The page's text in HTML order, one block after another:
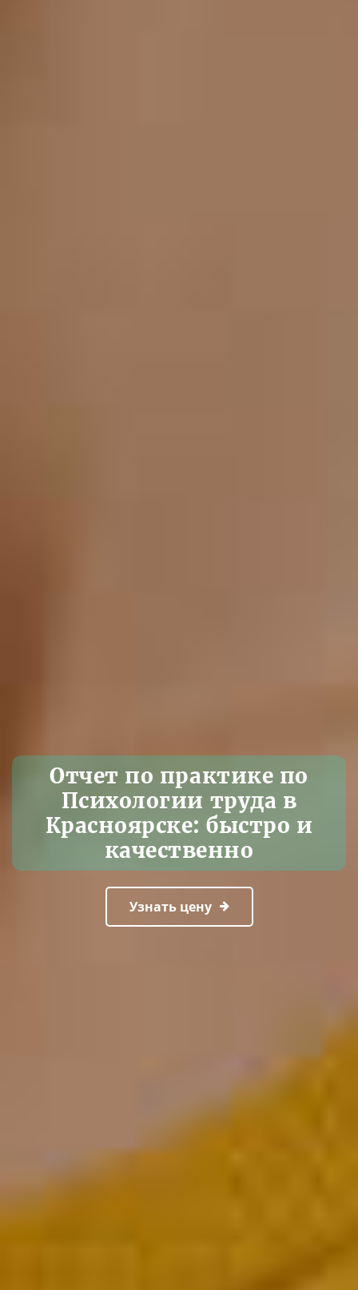
Отчет по практике по
Психологии труда в
Красноярске: быстро и
качественно
Узнать цену